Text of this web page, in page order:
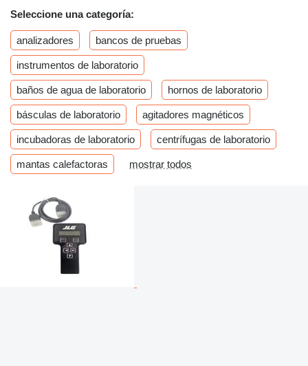
Seleccione una categoría:
analizadores bancos de pruebas
instrumentos de laboratorio
baños de agua de laboratorio hornos de laboratorio
básculas de laboratorio agitadores magnéticos
incubadoras de laboratorio centrífugas de laboratorio
mantas calefactoras mostrar todos